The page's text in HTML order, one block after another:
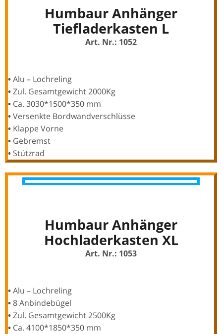
Humbaur Anhänger
Tiefladerkasten L
Art. Nr.: 1052
•Alu – Lochreling
•Zul. Gesamtgewicht 2000Kg
• Ca. 3030*1500*350 mm
•Versenkte Bordwandverschlüsse
• Klappe Vorne
• Gebremst
• Stützrad
Humbaur Anhänger
Hochladerkasten XL
Art. Nr.: 1053
•Alu – Lochreling
• 8 Anbindebügel
•Zul. Gesamtgewicht 2500Kg
• Ca. 4100*1850*350 mm